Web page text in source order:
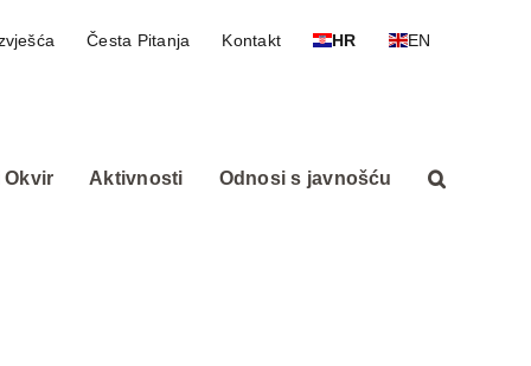
Česta Pitanja Kontakt HR EN
Okvir Aktivnosti Odnosi s javnošću